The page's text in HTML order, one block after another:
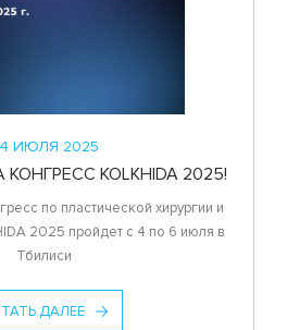
ИЮЛЯ 2025
KOLKHIDA 2025!
по пластической хирургии и
2025 пройдет с 4 по 6 июля в
Тбилиси
ДАЛЕЕ